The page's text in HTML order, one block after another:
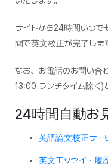
サイトから24時間いつ
間で英文校正が完了しま
なお、お電話のお問い
13:00 ランチタイム除く)
24時間自動お
英語論文校正サー
英文エッセイ・履